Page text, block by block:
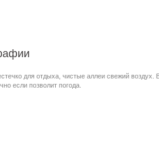
для отдыха, чистые аллеи свежий воздух.
если позволит погода.